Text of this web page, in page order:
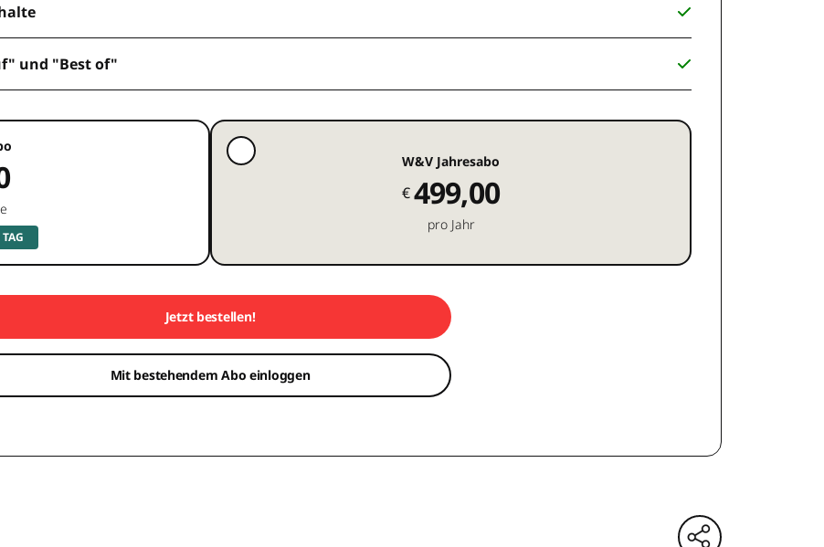
und "Best of"
W&V Jahresabo
€499,00
pro Jahr
Jetzt bestellen!
Mit bestehendem Abo einloggen